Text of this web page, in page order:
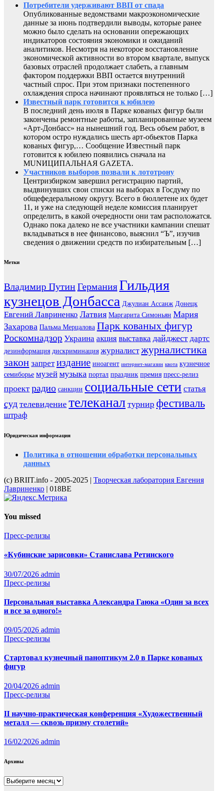
Потребители удерживают ВВП от спада
Опубликованные ведомствами макроэкономические
данные за июнь подтвердили выводы, которые ранее
можно было сделать на основании опережающих
индикаторов состояния экономики и ожиданий
аналитиков. Несмотря на некоторое восстановление
экономической активности во втором квартале, выпуск
базовых отраслей продолжает слабеть, а главным
фактором поддержки ВВП остается внутренний
частный спрос. При этом признаки постепенного
охлаждения спроса начинают проявляться не только […]
Известный парк готовится к юбилею
В последний день июля в Парке кованых фигур были
закончены ремонтные работы, запланированные музеем
«Арт-Донбасс» на нынешний год. Весь объем работ, в
котором остро нуждались шесть арт-обьектов Парка
кованых фигур,… Сообщение Известный парк
готовится к юбилею появились сначала на
MUNИЦИПАЛЬНАЯ GAZЕТА.
Участников выборов позвали к лототрону
Центризбирком завершил регистрацию партий,
выдвинувших свои списки на выборах в Госдуму по
общефедеральному округу. Всего в бюллетене их будет
11, и уже на следующей неделе комиссия планирует
определить, в какой очередности они там расположатся.
Однако пока далеко не все участники кампании спешат
вкладываться в нее финансово, выяснил “Ъ”, изучив
сведения о движении средств по избирательным […]
Метки
Владимир ПутинГерманияГильдия
кузнецов Донбасса Джулиан Ассанж Донецк
Евгений Лавриненко Латвия Маргарита Симоньян Мария
Захарова Пальма Мерцалова Парк кованых фигур
Роскомнадзор Украина акция выставка дайджест дартс
дезинформация дискриминация журналист журналистика
закон запрет издание иноагент интернет-магазин квота кузнечное
семиборье музей музыка портал праздник премия пресс-релиз
проект радио санкции социальные сети статья
суд телевидение телеканал турнир фестиваль
штраф
Юридическая информация
Политика в отношении обработки персональных
данных
(с) BRIIT.info - 2005-2025 | Творческая лаборатория Евгения
Лавриненко | 018BE
You missed
Пресс-релизы
«Кубинские зарисовки» Станислава Ретинского
30/07/2026 admin
Пресс-релизы
Персональная выставка Александра Гаюка «Один за всех
и все за одного!»
09/05/2026 admin
Пресс-релизы
Стартовал кузнечный паноптикум 2.0 в Парке кованых
фигур
20/04/2026 admin
Пресс-релизы
II научно-практическая конференция «Художественный
металл — сквозь призму столетий»
16/02/2026 admin
Архивы
Архивы